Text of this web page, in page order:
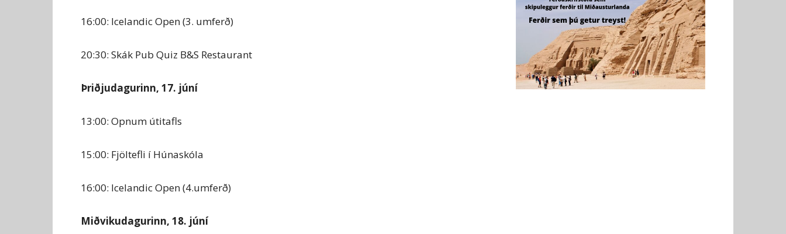
16:00: Icelandic Open (3. umferð)
20:30: Skák Pub Quiz B&S Restaurant
Þriðjudagurinn, 17. júní
13:00: Opnum útitafls
15:00: Fjöltefli í Húnaskóla
16:00: Icelandic Open (4.umferð)
Miðvikudagurinn, 18. júní